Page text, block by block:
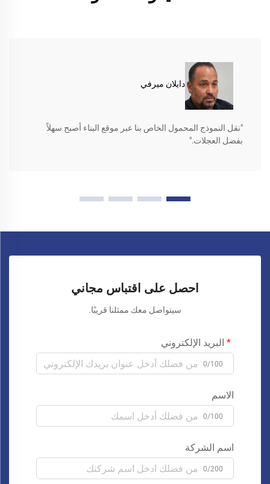
دايلان ميرفي
"نقل النموذج المحمول الخاص بنا عبر موقع البناء أصبح سهلاً
بفضل العجلات."
احصل على اقتباس مجاني
سيتواصل معك ممثلنا قريبًا.
البريد الإلكتروني
0/100
الاسم
0/100
اسم الشركة
0/200